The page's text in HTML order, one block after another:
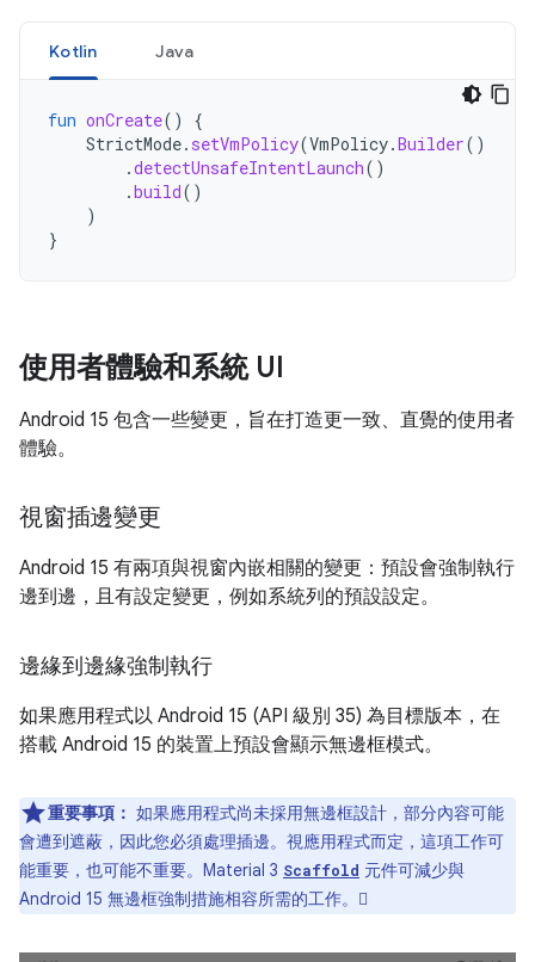
Kotlin Java
fun onCreate()
{
StrictMode. setVmPolicy(VmPolicy.Builder()
.detectUnsafeIntentLaunch()
.build()
)
}
使用者體驗和系統 UI
Android 15 包含一些變更，旨在打造更一致、直覺的使用者
體驗。
視窗插邊變更
Android 15 有兩項與視窗內嵌相關的變更：預設會強制執行
邊到邊，且有設定變更，例如系統列的預設設定。
邊緣到邊緣強制執行
如果應用程式以 Android 15 (API 級別 35) 為目標版本，在
搭載 Android 15 的裝置上預設會顯示無邊框模式。
重要事項： 如果應用程式尚未採用無邊框設計，部分內容可能
會遭到遮蔽，因此您必須處理插邊。視應用程式而定，這項工作可
能重要，也可能不重要。Material 3 Scaffold 元件可減少與
Android 15 無邊框強制措施相容所需的工作。